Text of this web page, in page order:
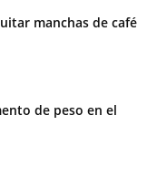
manchas de café
de peso en el